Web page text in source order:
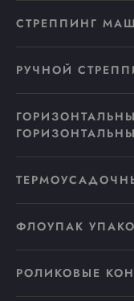
СТРЕППИНГ
РУЧНОЙ
ФЛОУПАК
РОЛИКОВЫЕ